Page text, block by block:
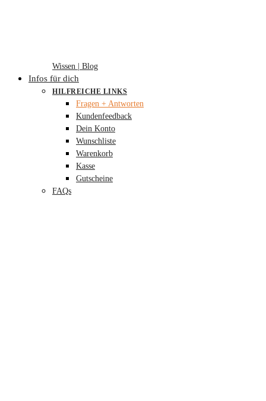
Wissen | Blog
Infos für dich
HILFREICHE LINKS
Fragen + Antworten
Kundenfeedback
Dein Konto
Wunschliste
Warenkorb
Kasse
Gutscheine
FAQs